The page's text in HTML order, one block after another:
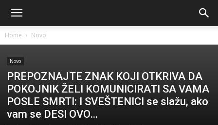
Home Novo
Novo
PREPOZNAJTE ZNAK KOJI OTKRIVA DA
POKOJNIK ŽELI KOMUNICIRATI SA VAMA
POSLE SMRTI: I SVEŠTENICI se slažu, ako
vam se DESI OVO…